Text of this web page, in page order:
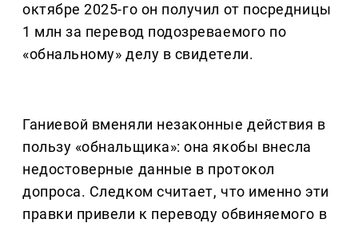
октябре 2025-го он получил от посредницы
1 млн за перевод подозреваемого по
«обнальному» делу в свидетели.
Ганиевой вменяли незаконные действия в
пользу «обнальщика»: она якобы внесла
недостоверные данные в протокол
допроса. Следком считает, что именно эти
правки привели к переводу обвиняемого в